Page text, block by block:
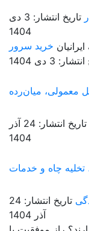
تاریخ انتشار: 3 دی
خرید سرور
میان‌رده
تاریخ انتشار: 24 آذر
و خدمات
تاریخ انتشار: 24